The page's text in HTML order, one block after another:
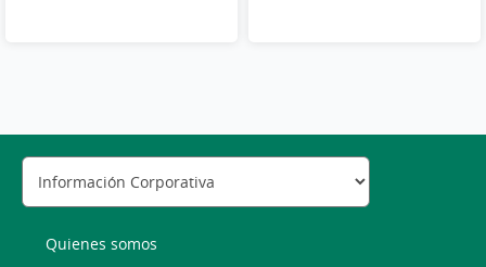
Quienes somos